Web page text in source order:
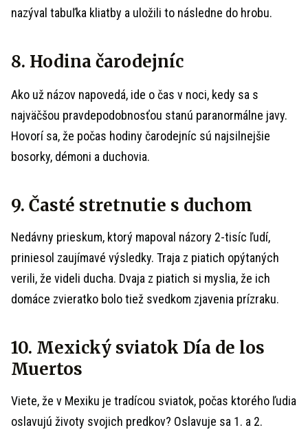
nazýval tabuľka kliatby a uložili to následne do hrobu.
8. Hodina čarodejníc
Ako už názov napovedá, ide o čas v noci, kedy sa s
najväčšou pravdepodobnosťou stanú paranormálne javy.
Hovorí sa, že počas hodiny čarodejníc sú najsilnejšie
bosorky, démoni a duchovia.
9. Časté stretnutie s duchom
Nedávny prieskum, ktorý mapoval názory 2-tisíc ľudí,
priniesol zaujímavé výsledky. Traja z piatich opýtaných
verili, že videli ducha. Dvaja z piatich si myslia, že ich
domáce zvieratko bolo tiež svedkom zjavenia prízraku.
10. Mexický sviatok Día de los
Muertos
Viete, že v Mexiku je tradícou sviatok, počas ktorého ľudia
oslavujú životy svojich predkov? Oslavuje sa 1. a 2.